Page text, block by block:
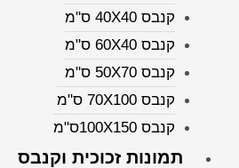
קנבס 40X40 ס"מ
קנבס 60X40 ס"מ
קנבס 50X70 ס"מ
קנבס 70X100 ס"מ
קנבס 100X150ס"מ
תמונות זכוכית וקנבס